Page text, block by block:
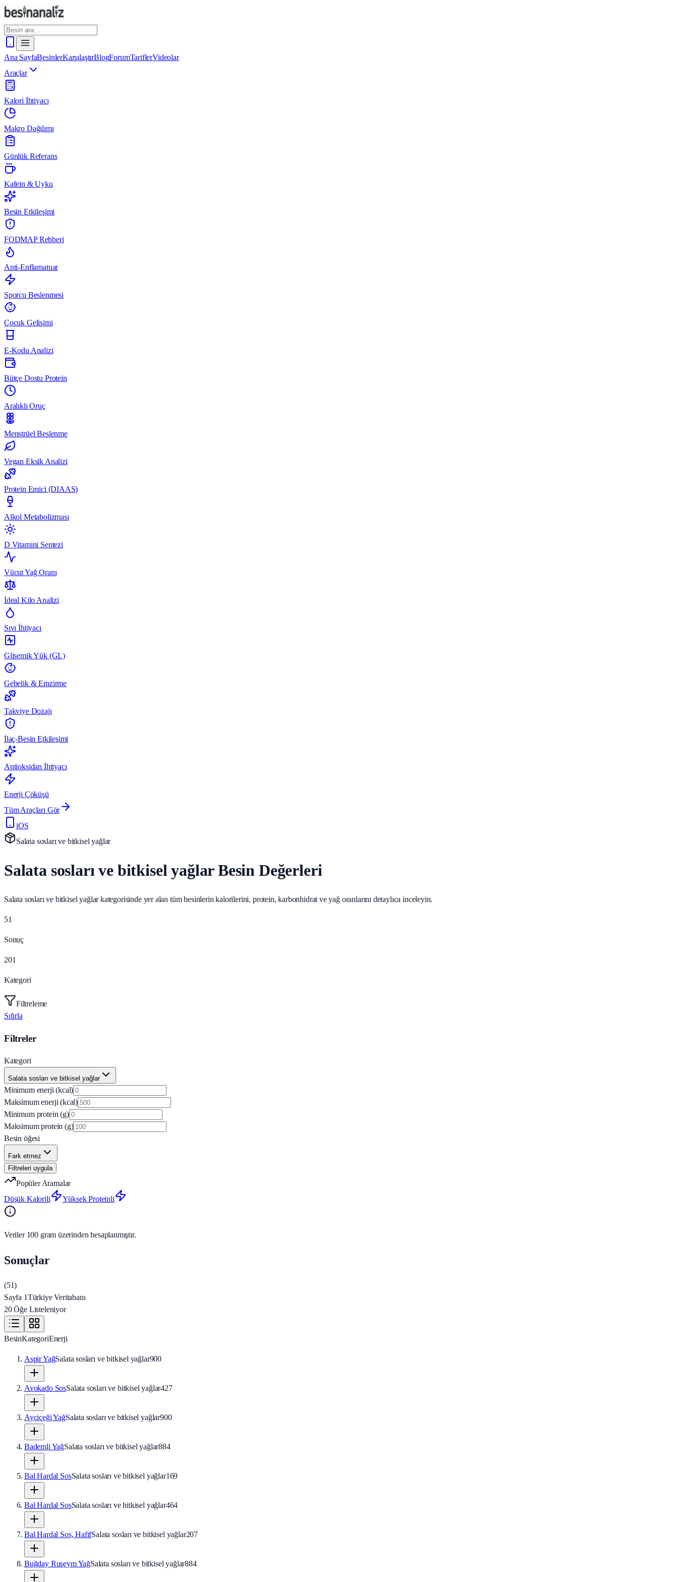
Ana SayfaBesinlerKarşılaştırBlogForumTariflerVideolar
Araçlar
Kalori İhtiyacı
Makro Dağılımı
Günlük Referans
Kafein & Uyku
Besin Etkileşimi
FODMAP Rehberi
Anti-Enflamatuar
Sporcu Beslenmesi
Çocuk Gelişimi
E-Kodu Analizi
Bütçe Dostu Protein
Aralıklı Oruç
Menstrüel Beslenme
Vegan Eksik Analizi
Protein Emici (DIAAS)
Alkol Metabolizması
D Vitamini Sentezi
Vücut Yağ Oranı
İdeal Kilo Analizi
Sıvı İhtiyacı
Glisemik Yük (GL)
Gebelik & Emzirme
Takviye Dozajı
İlaç-Besin Etkileşimi
Antioksidan İhtiyacı
Enerji Çöküşü
Tüm Araçları Gör
iOS
Salata sosları ve bitkisel yağlar
Salata sosları ve bitkisel yağlar Besin Değerleri
Salata sosları ve bitkisel yağlar kategorisinde yer alan tüm besinlerin kalorilerini, protein, karbonhidrat ve yağ oranlarını detaylıca inceleyin.
51
Sonuç
201
Kategori
Filtreleme
Sıfırla
Filtreler
Kategori
Salata sosları ve bitkisel yağlar
Minimum enerji (kcal)
Maksimum enerji (kcal)
Minimum protein (g)
Maksimum protein (g)
Besin öğesi
Fark etmez
Filtreleri uygula
Popüler Aramalar
Düşük Kalorili
Yüksek Proteinli
Veriler 100 gram üzerinden hesaplanmıştır.
Sonuçlar
(51)
Sayfa 1Türkiye Veritabanı
20 Öğe Listeleniyor
BesinKategoriEnerji
Aspir YağSalata sosları ve bitkisel yağlar900
Avokado SosSalata sosları ve bitkisel yağlar427
Ayçiçeği YağSalata sosları ve bitkisel yağlar900
Bademli YağSalata sosları ve bitkisel yağlar884
Bal Hardal SosSalata sosları ve bitkisel yağlar169
Bal Hardal SosSalata sosları ve bitkisel yağlar464
Bal Hardal Sos, HafifSalata sosları ve bitkisel yağlar207
Buğday Ruşeym YağSalata sosları ve bitkisel yağlar884